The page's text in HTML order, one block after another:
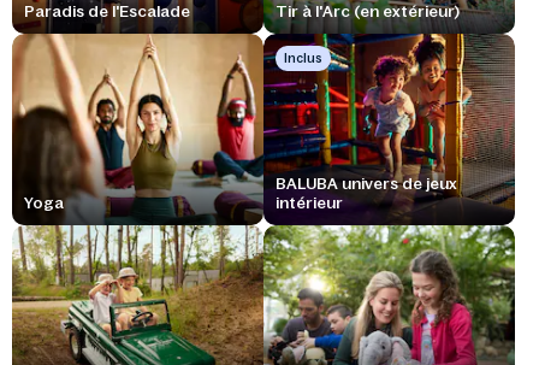
Paradis de l'Escalade Tir à l'Arc (en extérieur)
Yoga
Inclus
BALUBA univers de jeux
intérieur